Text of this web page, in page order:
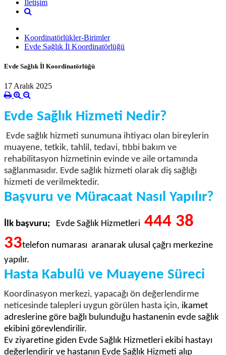
İletişim
Koordinatörlükler-Birimler
Evde Sağlık İl Koordinatörlüğü
Evde Sağlık İl Koordinatörlüğü
17 Aralık 2025
Evde Sağlık Hizmeti Nedir?
Evde sağlık hizmeti sunumuna ihtiyacı olan bireylerin
muayene, tetkik, tahlil, tedavi, tıbbi bakım ve
rehabilitasyon hizmetinin evinde ve aile ortamında
sağlanmasıdır. Evde sağlık hizmeti olarak diş sağlığı
hizmeti de verilmektedir.
Başvuru ve Müracaat Nasıl Yapılır?
İlk başvuru; Evde Sağlık Hizmetleri 444 38
33telefon numarası aranarak ulusal çağrı merkezine
yapılır.
Hasta Kabulü ve Muayene Süreci
Koordinasyon merkezi, yapacağı ön değerlendirme
neticesinde talepleri uygun görülen hasta için, ikamet
adreslerine göre bağlı bulunduğu hastanenin evde sağlık
ekibini görevlendirilir.
Ev ziyaretine giden Evde Sağlık Hizmetleri ekibi hastayı
değerlendirir ve hastanın Evde Sağlık Hizmeti alıp